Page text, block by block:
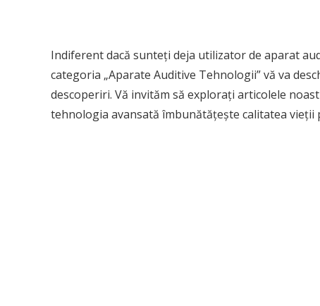
Indiferent dacă sunteți deja utilizator de aparat
categoria „Aparate Auditive Tehnologii” vă va
descoperiri. Vă invităm să explorați articolele
tehnologia avansată îmbunătățește calitatea vieții